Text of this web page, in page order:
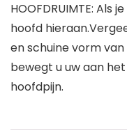
HOOFDRUIMTE: Als
hoofd
en schuine vorm van
bewegt u uw aan
hoofdpijn.